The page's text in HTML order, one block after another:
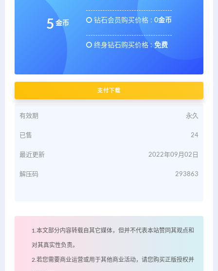
5 金币 钻石会员购买价格 : 0金币
终身钻石购买价格 : 免费
支付下载
有效期 永久
已售 24
最近更新 2022年09月02日
解压码 293863
1.本文部分内容转载自其它媒体，但并不代表本站赞同其观点和
对其真实性负责。
2.若您需要商业运营或用于其他商业活动，请您购买正版授权并